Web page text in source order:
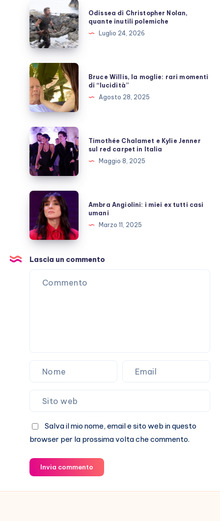
di
Christopher
Nolan,
quante
inutili
polemiche
Odissea di Christopher Nolan,
quante inutili polemiche
Luglio 24, 2026
Bruce
Willis,
la
moglie:
rari
momenti
di
“lucidità”
Bruce Willis, la moglie: rari momenti
di “lucidità”
Agosto 28, 2025
Timothée
Chalamet
e
Kylie
Jenner
sul
carpet
in
Italia
Timothée Chalamet e Kylie Jenner
sul red carpet in Italia
Maggio 8, 2025
Ambra
Angiolini:
miei
ex
tutti
casi
umani
Ambra Angiolini: i miei ex tutti casi
umani
Marzo 11, 2025
Lascia un commento
Salva il mio nome, email e sito web in questo
browser per la prossima volta che commento.
Invia commento